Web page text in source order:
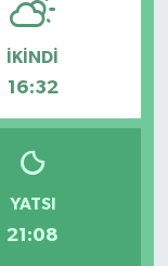
İKINDI
16:32
YATSI
21:08